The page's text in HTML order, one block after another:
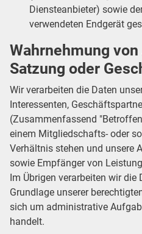
Diensteanbieter) sowie
verwendeten Endgerät
Wahrnehmung
Satzung oder
Wir verarbeiten die Daten
Interessenten,
(Zusammenfassend
einem Mitgliedschafts- oder
Verhältnis stehen und unsere
sowie Empfänger von
Im Übrigen verarbeiten wir
Grundlage unserer
sich um administrative
handelt.